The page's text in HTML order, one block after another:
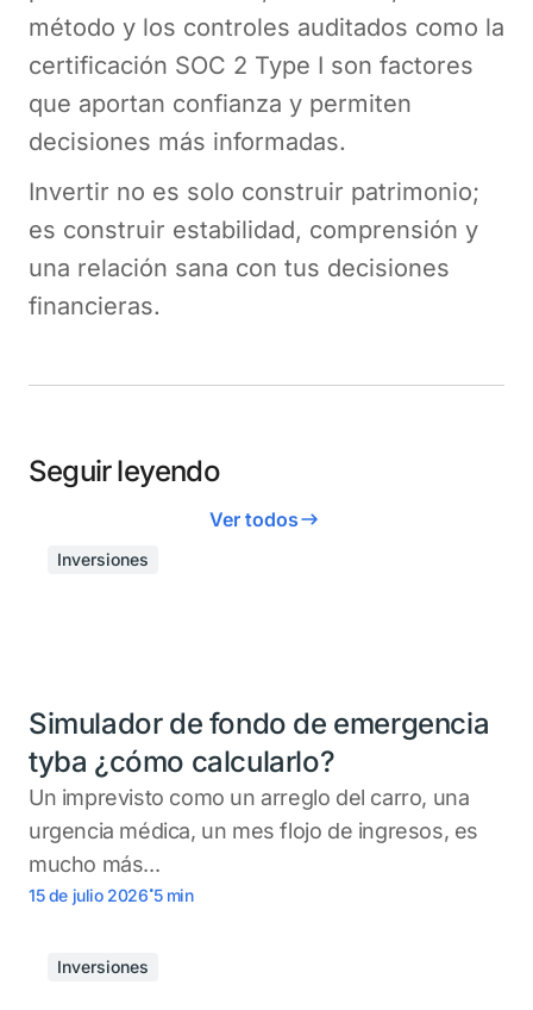
método y los controles auditados como la
certificación SOC 2 Type I son factores
que aportan confianza y permiten
decisiones más informadas.
Invertir no es solo construir patrimonio;
es construir estabilidad, comprensión y
una relación sana con tus decisiones
financieras.
Seguir leyendo
Ver todos
Inversiones
Simulador de fondo de emergencia
tyba ¿cómo calcularlo?
Un imprevisto como un arreglo del carro, una
urgencia médica, un mes flojo de ingresos, es
mucho más...
15 de julio 2026.5 min
Inversiones